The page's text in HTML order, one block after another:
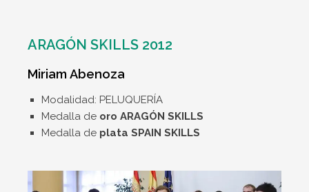
ARAGÓN SKILLS 2012
Miriam Abenoza​
Modalidad: PELUQUERÍA
Medalla de oro ARAGÓN SKILLS
Medalla de plata SPAIN SKILLS